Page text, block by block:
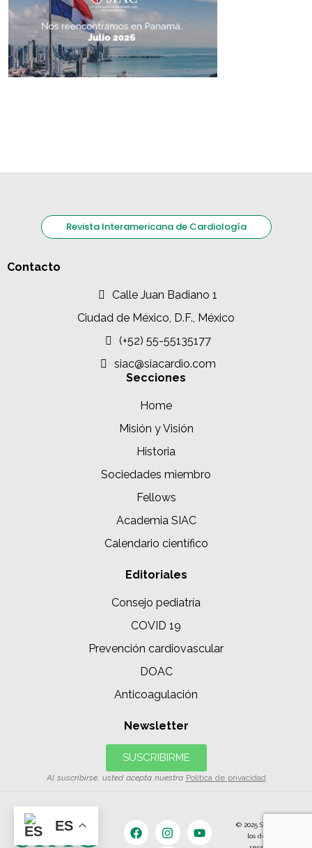
Revista Interamericana de Cardiología
Contacto
Calle Juan Badiano 1
Ciudad de México, D.F., México
(+52) 55-55135177
siac@siacardio.com
Secciones
Home
Misión y Visión
Historia
Sociedades miembro
Fellows
Academia SIAC
Calendario científico
Editoriales
Consejo pediatría
COVID 19
Prevención cardiovascular
DOAC
Anticoagulación
Newsletter
SUSCRIBIRME
Al suscribirse, usted acepta nuestra Política de privacidad
© 2025 SIAC | Todos
los derechos
ES